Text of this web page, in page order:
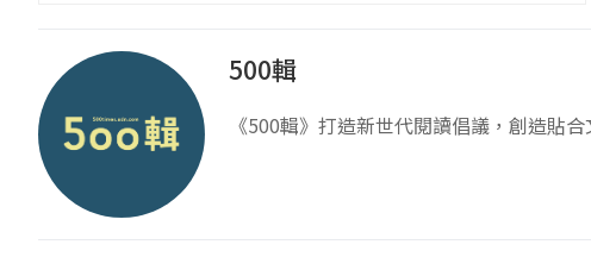
500輯
《500輯》打造新世代閱讀倡議，創造貼